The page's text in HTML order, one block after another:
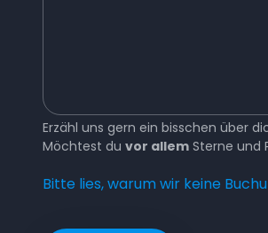
Erzähl uns gern ein bisschen über
Möchtest du vor allem Sterne und
Bitte lies, warum wir keine